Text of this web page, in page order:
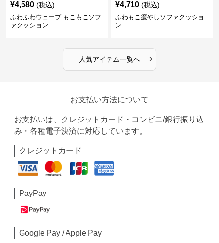
¥4,580 (税込)
ふわふわウェーブ もこもこソフ
ァクッション
¥4,710 (税込)
ふわもこ癒やしソファクッショ
ン
人気アイテム一覧へ ›
お支払い方法について
お支払いは、クレジットカード・コンビニ/銀行振り込
み・各種電子決済に対応しています。
クレジットカード
PayPay
Google Pay / Apple Pay